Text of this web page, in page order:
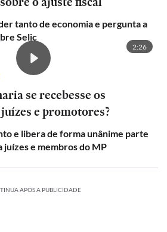
tanto de economia e pergunta a
Selic
2:26
se recebesse os
e promotores?
e libera de forma unânime parte
juízes e membros do MP
APÓS A PUBLICIDADE